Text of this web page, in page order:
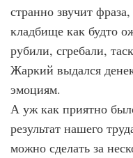
странно звучит
кладбище как будто
рубили, сгребали,
Жаркий выдался
эмоциям.
А уж как приятно
результат нашего
можно сделать за